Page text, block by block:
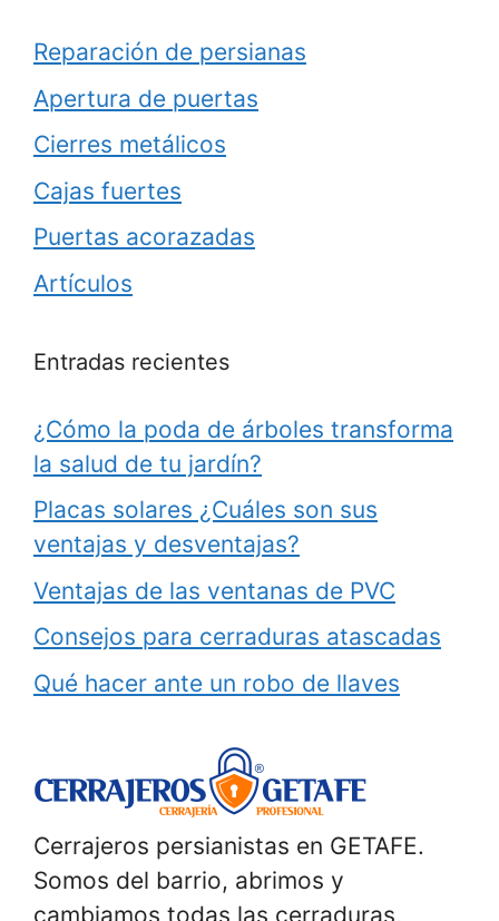
Reparación de persianas
Apertura de puertas
Cierres metálicos
Cajas fuertes
Puertas acorazadas
Artículos
Entradas recientes
¿Cómo la poda de árboles transforma
la salud de tu jardín?
Placas solares ¿Cuáles son sus
ventajas y desventajas?
Ventajas de las ventanas de PVC
Consejos para cerraduras atascadas
Qué hacer ante un robo de llaves
Cerrajeros persianistas en GETAFE.
Somos del barrio, abrimos y
cambiamos todas las cerraduras,